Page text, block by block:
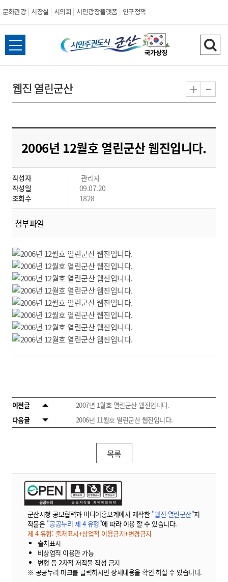
문화관광 시장실 시의회 시민광장플랫폼 인구정책
시
민
도
시
군
산
전
체
뉴
열
검
색
기
웹진 열린군산 + -
2006년 12월호 열린군산 웹진입니다.
작성자
관리자
작성일
09.07.20
조회수
1828
첨부파일
이전글
2007년 1월호 열린군산 웹진입니다.
다음글
2006년 11월호 열린군산 웹진입니다.
목록
군산시청 공보협력과 미디어홍보계에서 제작한 "웹진 열린군산"저
작물은 "공공누리 제 4 유형"에 따라 이용 할 수 있습니다.
제 4 유형: 출처표시+상업적 이용금지+변경금지
출처표시
비상업적 이용만 가능
변형 등 2차적 저작물 작성 금지
※ 공공누리 마크를 클릭하시면 상세내용을 확인 하실 수 있습니다.